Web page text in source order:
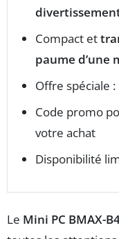
Compact et
paume d’une
Offre spéciale
Code promo
votre achat
Disponibilité
Le Mini PC BMAX-